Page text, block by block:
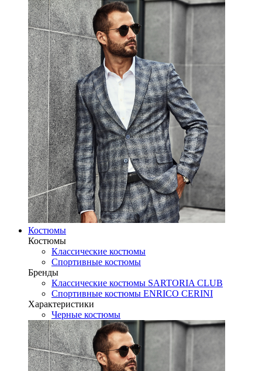
Костюмы
Костюмы
Классические костюмы
Спортивные костюмы
Бренды
Классические костюмы SARTORIA CLUB
Спортивные костюмы ENRICO CERINI
Характеристики
Черные костюмы